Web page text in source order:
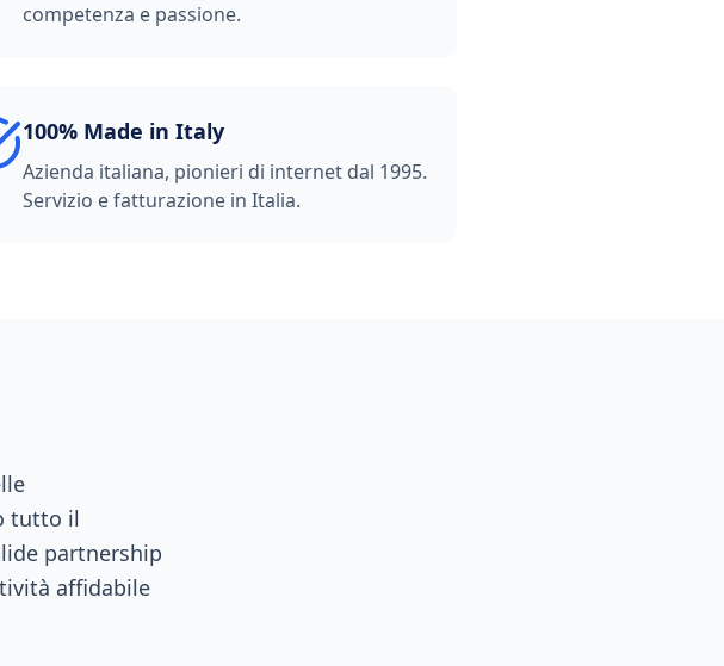
competenza e passione.
100% Made in Italy
Azienda italiana, pionieri di internet dal 1995.
Servizio e fatturazione in Italia.
tutto il
partnership
affidabile